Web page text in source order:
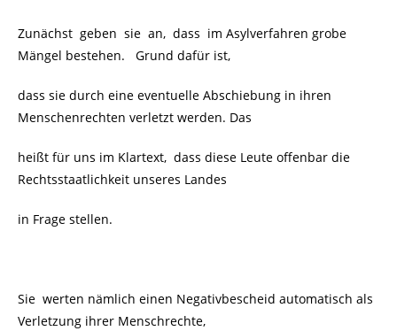
Zunächst geben sie an, dass im Asylverfahren grobe
Mängel bestehen. Grund dafür ist,
dass sie durch eine eventuelle Abschiebung in ihren
Menschenrechten verletzt werden. Das
heißt für uns im Klartext, dass diese Leute offenbar die
Rechtsstaatlichkeit unseres Landes
in Frage stellen.
Sie werten nämlich einen Negativbescheid automatisch als
Verletzung ihrer Menschrechte,